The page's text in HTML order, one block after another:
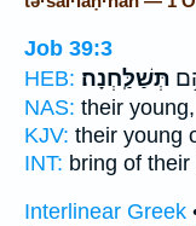
Job 39:3
HEB: תְּשַׁלַּֽחְנָה׃
NAS: their young,
KJV: their young
INT: bring of their
Interlinear Greek